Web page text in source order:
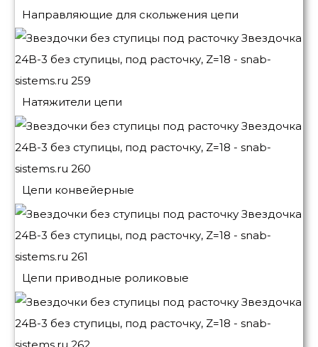
Направляющие для скольжения цепи
Натяжители цепи
Цепи конвейерные
Цепи приводные роликовые